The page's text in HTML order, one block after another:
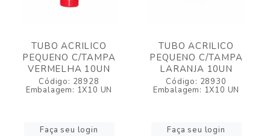
TUBO ACRILICO
PEQUENO C/TAMPA
VERMELHA 10UN
Código: 28928
Embalagem: 1X10 UN
Faça seu login
TUBO ACRILICO
PEQUENO C/TAMPA
LARANJA 10UN
Código: 28930
Embalagem: 1X10 UN
Faça seu login